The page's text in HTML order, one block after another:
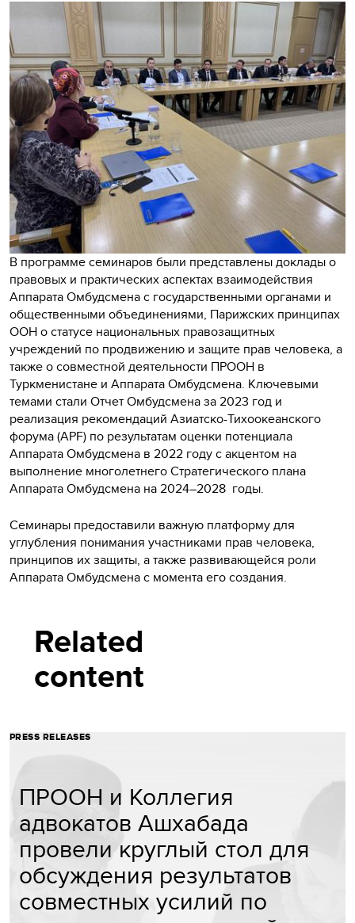
В программе семинаров были представлены доклады о
правовых и практических аспектах взаимодействия
Аппарата Омбудсмена с государственными органами и
общественными объединениями, Парижских принципах
ООН о статусе национальных правозащитных
учреждений по продвижению и защите прав человека, а
также о совместной деятельности ПРООН в
Туркменистане и Аппарата Омбудсмена. Ключевыми
темами стали Отчет Омбудсмена за 2023 год и
реализация рекомендаций Азиатско-Тихоокеанского
форума (APF) по результатам оценки потенциала
Аппарата Омбудсмена в 2022 году с акцентом на
выполнение многолетнего Стратегического плана
Аппарата Омбудсмена на 2024–2028 годы.
Семинары предоставили важную платформу для
углубления понимания участниками прав человека,
принципов их защиты, а также развивающейся роли
Аппарата Омбудсмена с момента его создания.
Related
content
PRESS RELEASES
ПРООН и Коллегия
адвокатов Ашхабада
провели круглый стол для
обсуждения результатов
совместных усилий по